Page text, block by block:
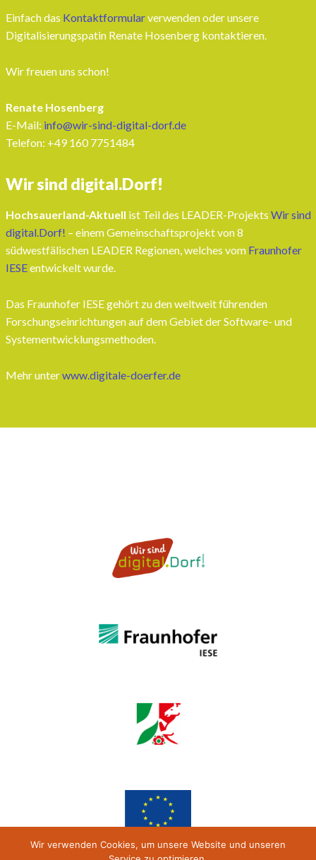
Einfach das Kontaktformularverwenden oder unsere
Digitalisierungspatin Renate Hosenberg kontaktieren.
Wir freuen uns schon!
Renate Hosenberg
E-Mail: info@wir-sind-digital-dorf.de
Telefon: ‭+49 160 7751484‬
Wir sind digital.Dorf!
Hochsauerland-Aktuell ist Teil des LEADER-Projekts Wir sind
digital.Dorf! – einem Gemeinschaftsprojekt von 8
südwestfälischen LEADER Regionen, welches vom Fraunhofer
IESEentwickelt wurde.
Das Fraunhofer IESE gehört zu den weltweit führenden
Forschungseinrichtungen auf dem Gebiet der Software- und
Systementwicklungsmethoden.
Mehr unterwww.digitale-doerfer.de
Wir verwenden Cookies, um unsere Website und unseren